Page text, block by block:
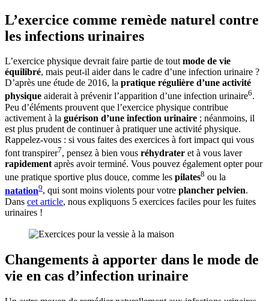
L’exercice comme remède naturel contre
les infections urinaires
L’exercice physique devrait faire partie de toutmode de vie
équilibré, mais peut-il aider dans le cadre d’une infection urinaire ?
D’après une étude de 2016, la pratique régulière d’une activité
physique aiderait à prévenir l’apparition d’une infection urinaire6.
Peu d’éléments prouvent que l’exercice physique contribue
activement à la guérison d’une infection urinaire ; néanmoins, il
est plus prudent de continuer à pratiquer une activité physique.
Rappelez-vous : si vous faites des exercices à fort impact qui vous
font transpirer7, pensez à bien vous réhydrater et à vous laver
rapidement après avoir terminé. Vous pouvez également opter pour
une pratique sportive plus douce, comme les pilates8 ou la
natation9, qui sont moins violents pour votre plancher pelvien.
Dans cet article, nous expliquons 5 exercices faciles pour les fuites
urinaires !
Changements à apporter dans le mode de
vie en cas d’infection urinaire